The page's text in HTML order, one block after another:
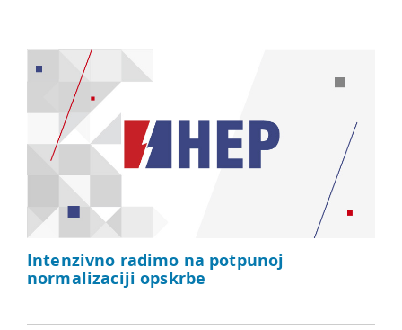
Intenzivno radimo na potpunoj
normalizaciji opskrbe